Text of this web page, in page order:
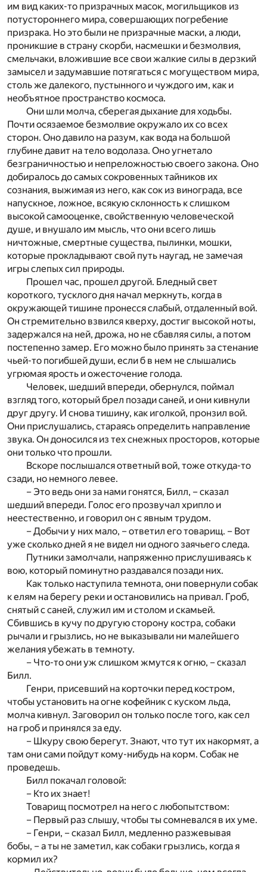
им вид каких-то призрачных масок, могильщиков из
потустороннего мира, совершающих погребение
призрака. Но это были не призрачные маски, а люди,
проникшие в страну скорби, насмешки и безмолвия,
смельчаки, вложившие все свои жалкие силы в дерзкий
замысел и задумавшие потягаться с могуществом мира,
столь же далекого, пустынного и чуждого им, как и
необъятное пространство космоса.
Они шли молча, сберегая дыхание для ходьбы.
Почти осязаемое безмолвие окружало их со всех
сторон. Оно давило на разум, как вода на большой
глубине давит на тело водолаза. Оно угнетало
безграничностью и непреложностью своего закона. Оно
добиралось до самых сокровенных тайников их
сознания, выжимая из него, как сок из винограда, все
напускное, ложное, всякую склонность к слишком
высокой самооценке, свойственную человеческой
душе, и внушало им мысль, что они всего лишь
ничтожные, смертные существа, пылинки, мошки,
которые прокладывают свой путь наугад, не замечая
игры слепых сил природы.
Прошел час, прошел другой. Бледный свет
короткого, тусклого дня начал меркнуть, когда в
окружающей тишине пронесся слабый, отдаленный вой.
Он стремительно взвился кверху, достиг высокой ноты,
задержался на ней, дрожа, но не сбавляя силы, а потом
постепенно замер. Его можно было принять за стенание
чьей-то погибшей души, если б в нем не слышались
угрюмая ярость и ожесточение голода.
Человек, шедший впереди, обернулся, поймал
взгляд того, который брел позади саней, и они кивнули
друг другу. И снова тишину, как иголкой, пронзил вой.
Они прислушались, стараясь определить направление
звука. Он доносился из тех снежных просторов, которые
они только что прошли.
Вскоре послышался ответный вой, тоже откуда-то
сзади, но немного левее.
– Это ведь они за нами гонятся, Билл, – сказал
шедший впереди. Голос его прозвучал хрипло и
неестественно, и говорил он с явным трудом.
– Добычи у них мало, – ответил его товарищ. – Вот
уже сколько дней я не видел ни одного заячьего следа.
Путники замолчали, напряженно прислушиваясь к
вою, который поминутно раздавался позади них.
Как только наступила темнота, они повернули собак
к елям на берегу реки и остановились на привал. Гроб,
снятый с саней, служил им и столом и скамьей.
Сбившись в кучу по другую сторону костра, собаки
рычали и грызлись, но не выказывали ни малейшего
желания убежать в темноту.
– Что-то они уж слишком жмутся к огню, – сказал
Билл.
Генри, присевший на корточки перед костром,
чтобы установить на огне кофейник с куском льда,
молча кивнул. Заговорил он только после того, как сел
на гроб и принялся за еду.
– Шкуру свою берегут. Знают, что тут их накормят, а
там они сами пойдут кому-нибудь на корм. Собак не
проведешь.
Билл покачал головой:
– Кто их знает!
Товарищ посмотрел на него с любопытством:
– Первый раз слышу, чтобы ты сомневался в их уме.
– Генри, – сказал Билл, медленно разжевывая
бобы, – а ты не заметил, как собаки грызлись, когда я
кормил их?